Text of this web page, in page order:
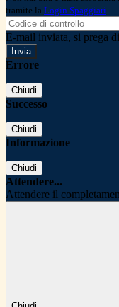
tramite la Login Spaggiari
E-mail inviata, si prega
Errore
Chiudi
Successo
Chiudi
Informazione
Chiudi
Attendere...
Attendere il